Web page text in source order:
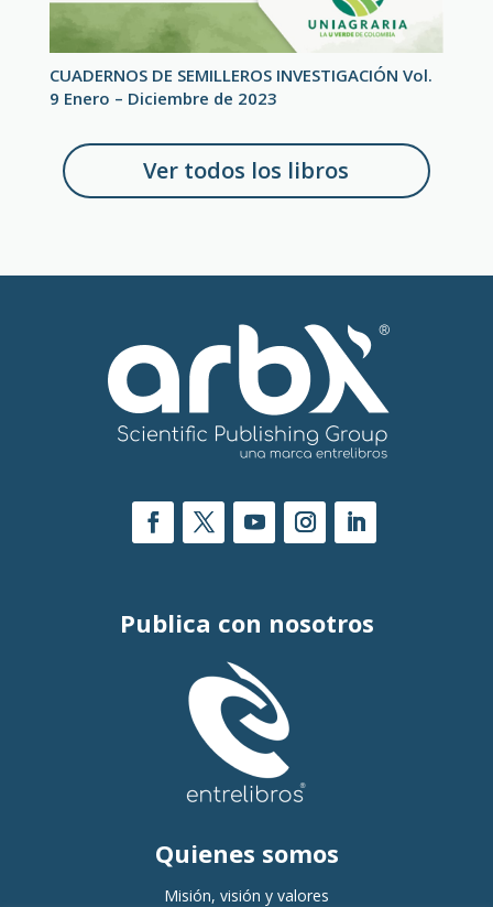
CUADERNOS DE SEMILLEROS INVESTIGACIÓN Vol.
9 Enero – Diciembre de 2023
Ver todos los libros
Publica con nosotros
Quienes somos
Misión, visión y valores